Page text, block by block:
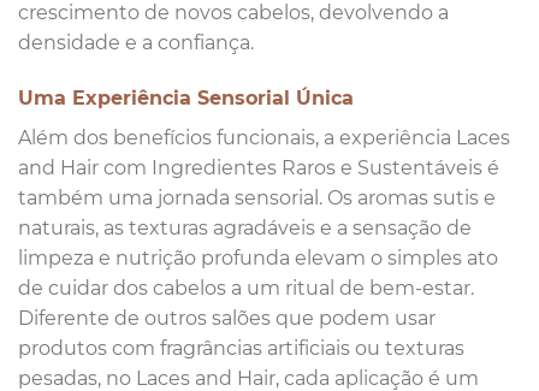
crescimento de novos cabelos, devolvendo a
densidade e a confiança.
Uma Experiência Sensorial Única
Além dos benefícios funcionais, a experiência Laces
and Hair com Ingredientes Raros e Sustentáveis é
também uma jornada sensorial. Os aromas sutis e
naturais, as texturas agradáveis e a sensação de
limpeza e nutrição profunda elevam o simples ato
de cuidar dos cabelos a um ritual de bem-estar.
Diferente de outros salões que podem usar
produtos com fragrâncias artificiais ou texturas
pesadas, no Laces and Hair, cada aplicação é um